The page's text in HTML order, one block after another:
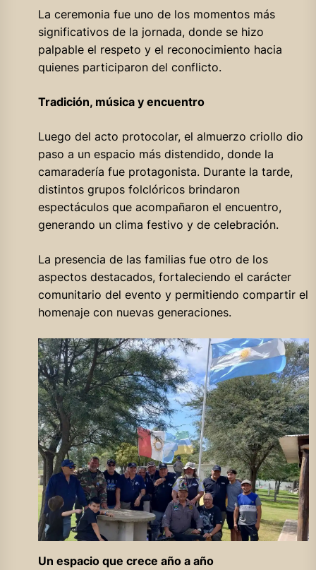
La ceremonia fue uno de los momentos más
significativos de la jornada, donde se hizo
palpable el respeto y el reconocimiento hacia
quienes participaron del conflicto.
Tradición, música y encuentro
Luego del acto protocolar, el almuerzo criollo dio
paso a un espacio más distendido, donde la
camaradería fue protagonista. Durante la tarde,
distintos grupos folclóricos brindaron
espectáculos que acompañaron el encuentro,
generando un clima festivo y de celebración.
La presencia de las familias fue otro de los
aspectos destacados, fortaleciendo el carácter
comunitario del evento y permitiendo compartir el
homenaje con nuevas generaciones.
Un espacio que crece año a año